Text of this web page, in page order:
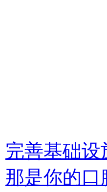
完善基础
那是你的口